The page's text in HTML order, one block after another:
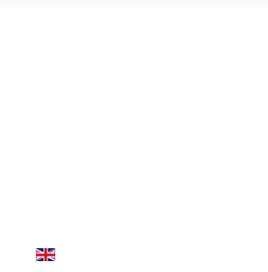
Sélectionnez votre langue